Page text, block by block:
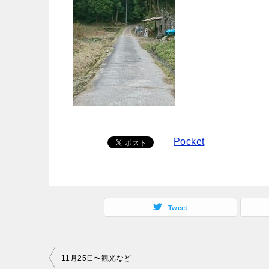
Pocket
Tweet
投
11月25日〜観光など